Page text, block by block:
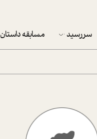
سررسید
پکيج نوروزي موفقيت
تقویم رومیزی
مسابقه داستان